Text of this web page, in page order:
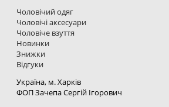
Чоловічий одяг
Чоловічі аксесуари
Чоловіче взуття
Новинки
Знижки
Відгуки
Україна, м. Харкiв
ФОП Зачепа Сергій Ігорович